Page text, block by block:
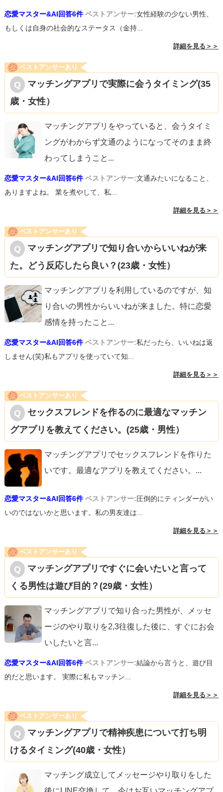
いろいろと、不安に思わせてしまうようなことも書きまし
紳士的な人であるよう、それが良縁であるよう、願ってい
ます！
恋愛マスター&AI回答6件 ベストアンサー:女性経験の少ない男性、
もしくは自身の社会的なステータス（金持...
詳細を見る＞＞
ベストアンサーあり
マッチングアプリで実際に会うタイミング(35
歳・女性）
マッチングアプリをやっていると、会うタイミ
ングがわからず文通のようになってそのまま終
わってしまうこと ...
恋愛マスター&AI回答6件 ベストアンサー:文通みたいになること、
ありますよね。 業を煮やして、私...
詳細を見る＞＞
ベストアンサーあり
マッチングアプリで知り合いからいいねが来
た。どう反応したら良い？(23歳・女性）
マッチングアプリを利用しているのですが、知
り合いの男性からいいねが来ました。特に恋愛
感情を持ったこと ...
恋愛マスター&AI回答6件 ベストアンサー:私だったら、いいねは返
しません(笑)私もアプリを使っていて知...
詳細を見る＞＞
ベストアンサーあり
セックスフレンドを作るのに最適なマッチン
グアプリを教えてください。(25歳・男性）
マッチングアプリでセックスフレンドを作りた
いです。最適なアプリを教えてください。 ...
恋愛マスター&AI回答6件 ベストアンサー:圧倒的にティンダーがい
いのではないかと思います。私の男友達は...
詳細を見る＞＞
ベストアンサーあり
マッチングアプリですぐに会いたいと言って
くる男性は遊び目的？(29歳・女性）
マッチングアプリで知り合った男性が、メッセ
ージのやり取りを2,3往復した後に、すぐにお会
いしたいと言...
恋愛マスター&AI回答6件 ベストアンサー:結論から言うと、遊び目
的だと思います。 実際に私もマッチン...
詳細を見る＞＞
ベストアンサーあり
マッチングアプリで精神疾患について打ち明
けるタイミング(40歳・女性）
マッチング成立してメッセージやり取りをした